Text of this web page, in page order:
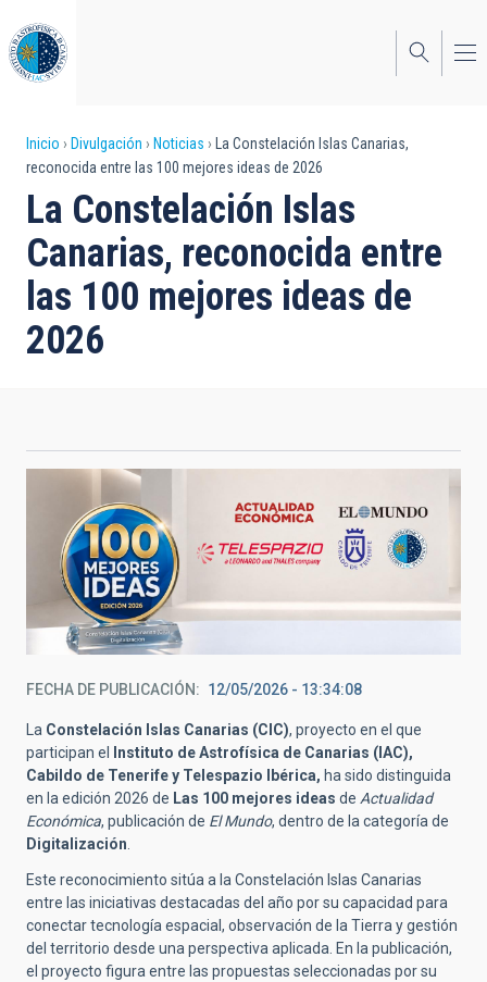
al
contenido
principal
Sobrescribir
enlaces
de
ayuda
a
la
Inicio Divulgación Noticias
La Constelación Islas Canarias,
reconocida entre las 100 mejores ideas de 2026
La Constelación Islas
Canarias, reconocida entre
las 100 mejores ideas de
2026
FECHA DE PUBLICACIÓN 12/05/2026 - 13:34:08
La Constelación Islas Canarias (CIC), proyecto en el que
participan el
Instituto de Astrofísica de Canarias (IAC),
Cabildo de Tenerife y Telespazio Ibérica, ha sido distinguida
en la edición 2026 de Las 100 mejores ideas de Actualidad
Económica, publicación de El Mundo, dentro de la categoría de
Digitalización.
Este reconocimiento sitúa a la Constelación Islas Canarias
entre las iniciativas destacadas del año por su capacidad para
conectar tecnología espacial, observación de la Tierra y gestión
del territorio desde una perspectiva aplicada. En la publicación,
el proyecto figura entre las propuestas seleccionadas por su